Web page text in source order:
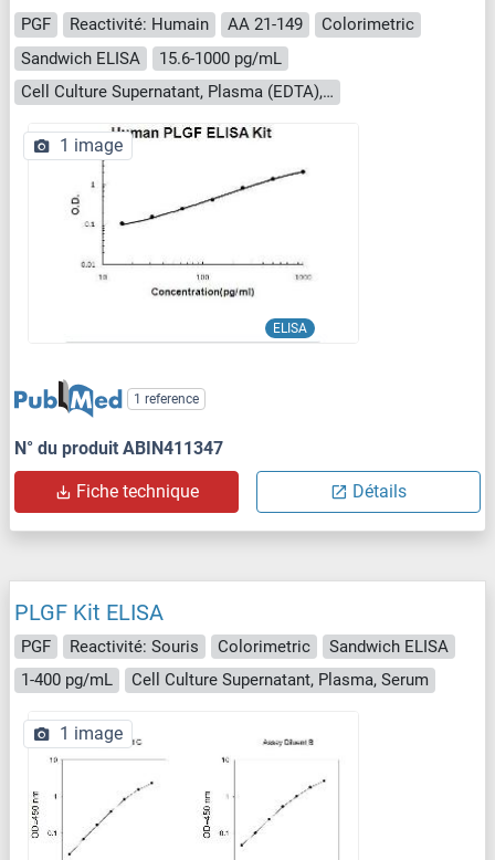
PGF Reactivité: Humain AA 21-149
Colorimetric
Sandwich ELISA
15.6-1000 pg/mL
Cell Culture Supernatant, Plasma (EDTA), Plasma (citrate), Plasma (heparin), Serum, Urine
ELISA
1 image
1 reference
N° du produit ABIN411347
Fiche technique Détails
PLGF Kit ELISA
PGF Reactivité: Souris Colorimetric
Sandwich ELISA
1-400 pg/mL
Cell Culture Supernatant, Plasma, Serum
1 image